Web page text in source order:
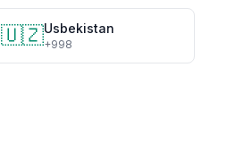
🇺🇿Usbekistan
+998